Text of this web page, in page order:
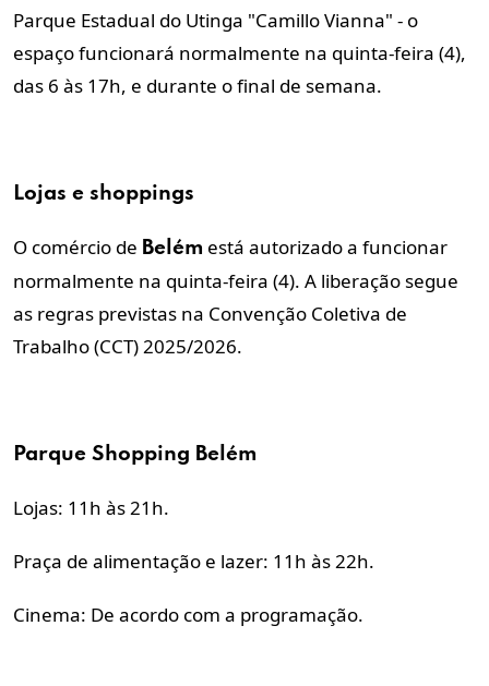
Parque Estadual do Utinga "Camillo Vianna" - o
espaço funcionará normalmente na quinta-feira (4),
das 6 às 17h, e durante o final de semana.
Lojas e shoppings
O comércio de Belém está autorizado a funcionar
normalmente na quinta-feira (4). A liberação segue
as regras previstas na Convenção Coletiva de
Trabalho (CCT) 2025/2026.
Parque Shopping Belém
Lojas: 11h às 21h.
Praça de alimentação e lazer: 11h às 22h.
Cinema: De acordo com a programação.